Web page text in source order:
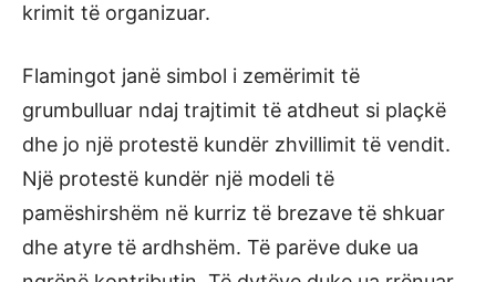
krimit të organizuar.
Flamingot janë simbol i zemërimit të
grumbulluar ndaj trajtimit të atdheut si plaçkë
dhe jo një protestë kundër zhvillimit të vendit.
Një protestë kundër një modeli të
pamëshirshëm në kurriz të brezave të shkuar
dhe atyre të ardhshëm. Të parëve duke ua